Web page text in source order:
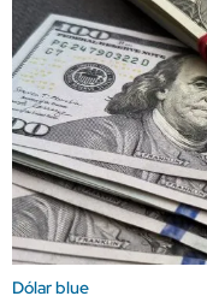
Dólar blue